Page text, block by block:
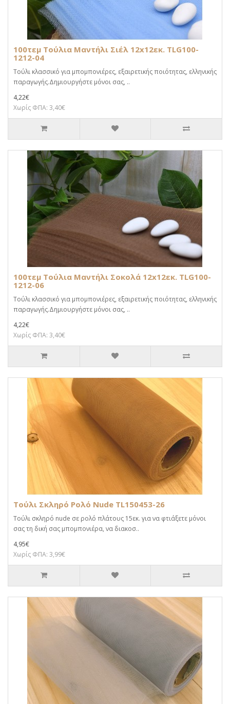
100τεμ Τούλια Μαντήλι Σιέλ 12x12εκ. TLG100-
1212-04
Τούλι κλασσικό για μπομπονιέρες, εξαιρετικής ποιότητας, ελληνικής
παραγωγής.Δημιουργήστε μόνοι σας, ..
4,22€
Χωρίς ΦΠΑ: 3,40€
100τεμ Τούλια Μαντήλι Σοκολά 12x12εκ. TLG100-
1212-06
Τούλι κλασσικό για μπομπονιέρες, εξαιρετικής ποιότητας, ελληνικής
παραγωγής.Δημιουργήστε μόνοι σας, ..
4,22€
Χωρίς ΦΠΑ: 3,40€
Τούλι Σκληρό Ρολό Nude TL150453-26
Τούλι σκληρό nude σε ρολό πλάτους 15εκ. για να φτιάξετε μόνοι
σας τη δική σας μπομπονιέρα, να διακοσ..
4,95€
Χωρίς ΦΠΑ: 3,99€